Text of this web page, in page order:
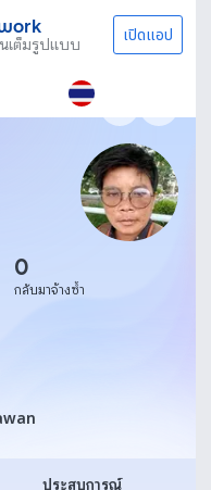
เต็มรูปแบบ เปิดแอป
0
กลับมาจ้างซ้ำ
ประสบการณ์